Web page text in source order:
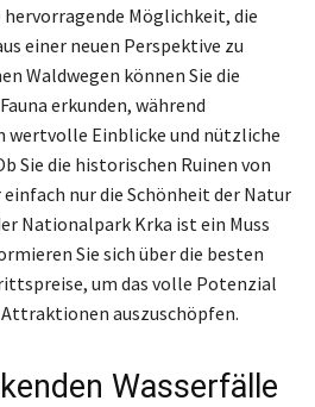
Möglichkeit, die
einer neuen Perspektive zu
Waldwegen können Sie die
erkunden, während
wertvolle Einblicke und nützliche
Sie die historischen Ruinen von
nur die Schönheit der Natur
Nationalpark Krka ist ein Muss
Sie sich über die besten
um das volle Potenzial
auszuschöpfen.
Wasserfälle